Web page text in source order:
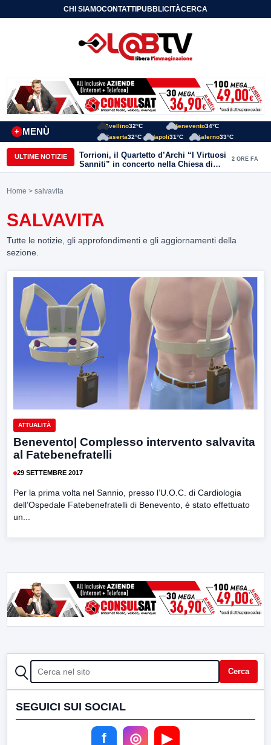
CHI SIAMOCONTATTIPUBBLICITÀCERCA
MENÙ
+
Avellino32°C Benevento34°C
Caserta32°C Napoli31°C Salerno33°C
ULTIME NOTIZIE
Torrioni, il Quartetto d’Archi “I Virtuosi
Sanniti” in concerto nella Chiesa di
San Michele Arcangelo
2 ORE FA
Home > salvavita
SALVAVITA
Tutte le notizie, gli approfondimenti e gli aggiornamenti della
sezione.
ATTUALITÀ
Benevento| Complesso intervento salvavita
al Fatebenefratelli
29 SETTEMBRE 2017
Per la prima volta nel Sannio, presso l’U.O.C. di Cardiologia
dell’Ospedale Fatebenefratelli di Benevento, è stato effettuato
un...
CERCA Cerca
SEGUICI SUI SOCIAL
f ◎ ▶